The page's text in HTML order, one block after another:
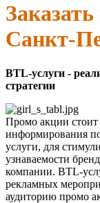
Санкт-
BTL-услуги -
стратегии
Промо акции стоит
информирования
услуги, для
узнаваемости
компании. BTL-
рекламных
аудиторию промо